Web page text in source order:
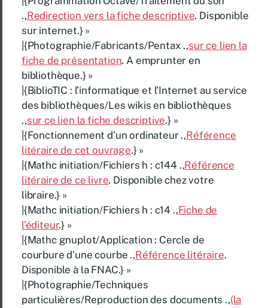
.,Redirection vers la fiche descriptive. Disponible
sur internet.} »
|{Photographie/Fabricants/Pentax .,sur ce lien la
fiche de présentation. A emprunter en
bibliothèque.} »
|{BiblioTIC : l’informatique et l’Internet au service
des bibliothèques/Les wikis en bibliothèques
.,sur ce lien la fiche descriptive.} »
|{Fonctionnement d’un ordinateur .,Référence
litéraire de cet ouvrage.} »
|{Mathc initiation/Fichiers h : c144 .,Référence
litéraire de ce livre. Disponible chez votre
libraire.} »
|{Mathc initiation/Fichiers h : c14 .,Fiche de
l’éditeur.} »
|{Mathc gnuplot/Application : Cercle de
courbure d’une courbe .,Référence litéraire.
Disponible à la FNAC.} »
|{Photographie/Techniques
particulières/Reproduction des documents .,(la